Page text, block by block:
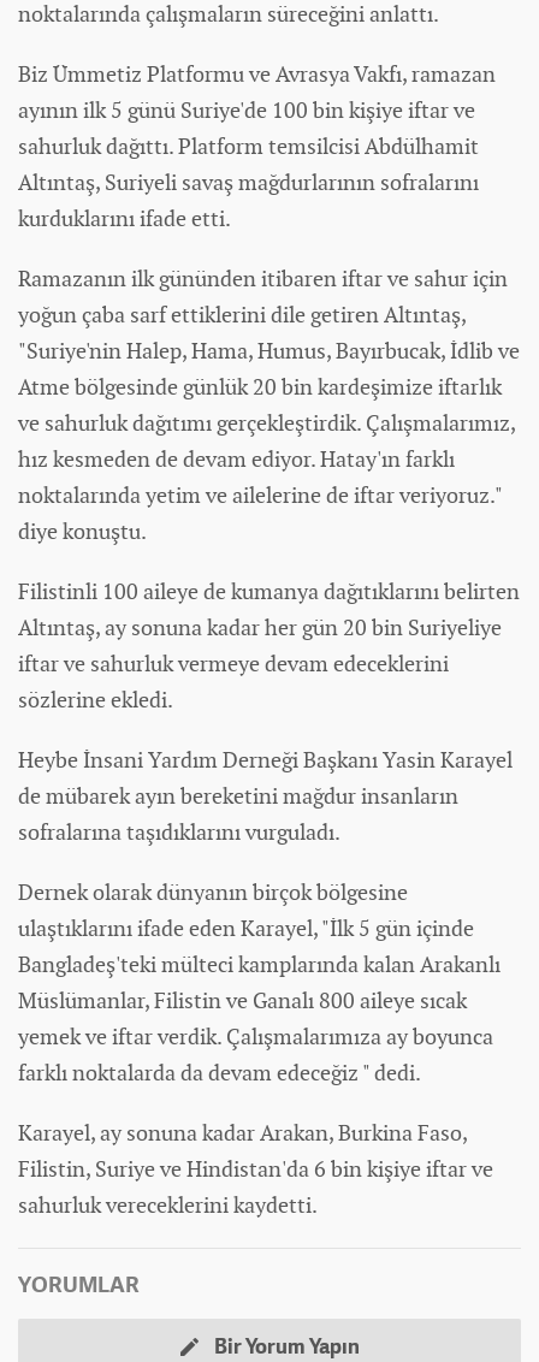
noktalarında çalışmaların süreceğini anlattı.
Biz Ümmetiz Platformu ve Avrasya Vakfı, ramazan
ayının ilk 5 günü Suriye'de 100 bin kişiye iftar ve
sahurluk dağıttı. Platform temsilcisi Abdülhamit
Altıntaş, Suriyeli savaş mağdurlarının sofralarını
kurduklarını ifade etti.
Ramazanın ilk gününden itibaren iftar ve sahur için
yoğun çaba sarf ettiklerini dile getiren Altıntaş,
"Suriye'nin Halep, Hama, Humus, Bayırbucak, İdlib ve
Atme bölgesinde günlük 20 bin kardeşimize iftarlık
ve sahurluk dağıtımı gerçekleştirdik. Çalışmalarımız,
hız kesmeden de devam ediyor. Hatay'ın farklı
noktalarında yetim ve ailelerine de iftar veriyoruz."
diye konuştu.
Filistinli 100 aileye de kumanya dağıtıklarını belirten
Altıntaş, ay sonuna kadar her gün 20 bin Suriyeliye
iftar ve sahurluk vermeye devam edeceklerini
sözlerine ekledi.
Heybe İnsani Yardım Derneği Başkanı Yasin Karayel
de mübarek ayın bereketini mağdur insanların
sofralarına taşıdıklarını vurguladı.
Dernek olarak dünyanın birçok bölgesine
ulaştıklarını ifade eden Karayel, "İlk 5 gün içinde
Bangladeş'teki mülteci kamplarında kalan Arakanlı
Müslümanlar, Filistin ve Ganalı 800 aileye sıcak
yemek ve iftar verdik. Çalışmalarımıza ay boyunca
farklı noktalarda da devam edeceğiz " dedi.
Karayel, ay sonuna kadar Arakan, Burkina Faso,
Filistin, Suriye ve Hindistan'da 6 bin kişiye iftar ve
sahurluk vereceklerini kaydetti.
YORUMLAR
Bir Yorum Yapın